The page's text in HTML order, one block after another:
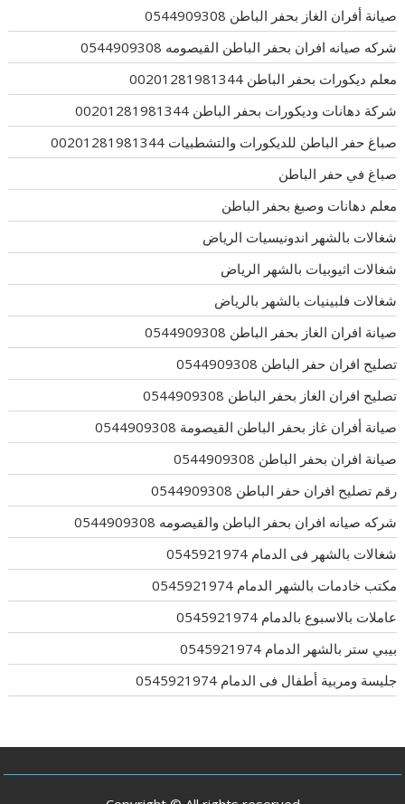
صيانة أفران الغاز بحفر الباطن 0544909308
شركه صيانه افران بحفر الباطن القيصومه 0544909308
معلم ديكورات بحفر الباطن 00201281981344
شركة دهانات وديكورات بحفر الباطن 00201281981344
صباغ حفر الباطن للديكورات والتشطبيات 00201281981344
صباغ في حفر الباطن
معلم دهانات وصبغ بحفر الباطن
شغالات بالشهر اندونيسيات الرياض
شغالات اثيوبيات بالشهر الرياض
شغالات فلبينيات بالشهر بالرياض
صيانة افران الغاز بحفر الباطن 0544909308
تصليح افران حفر الباطن 0544909308
تصليح افران الغاز بحفر الباطن 0544909308
صيانة أفران غاز بحفر الباطن القيصومة 0544909308
صيانة افران بحفر الباطن 0544909308
رقم تصليح افران حفر الباطن 0544909308
شركه صيانه افران بحفر الباطن والقيصومه 0544909308
شغالات بالشهر فى الدمام 0545921974
مكتب خادمات بالشهر الدمام 0545921974
عاملات بالاسبوع بالدمام 0545921974
بيبي ستر بالشهر الدمام 0545921974
جليسة ومربية أطفال فى الدمام 0545921974